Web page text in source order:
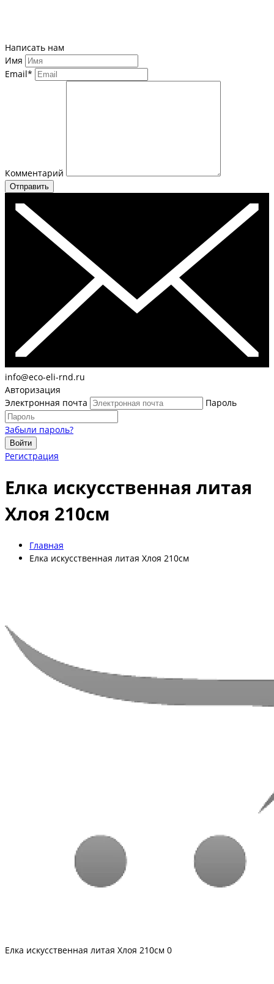
Написать нам
Имя
Email*
Комментарий
Отправить
info@eco-eli-rnd.ru
Авторизация
Электронная почта
Пароль
Забыли пароль?
Войти
Регистрация
Елка искусственная литая
Хлоя 210см
Главная
Елка искусственная литая Хлоя 210см
Елка искусственная литая Хлоя 210см 0